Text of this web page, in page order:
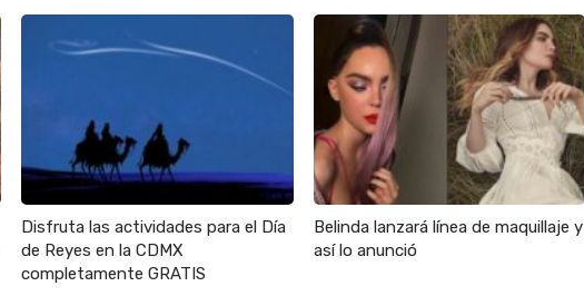
Disfruta las actividades para el Día
de Reyes en la CDMX
completamente GRATIS
Belinda lanzará línea de maquillaje y
así lo anunció